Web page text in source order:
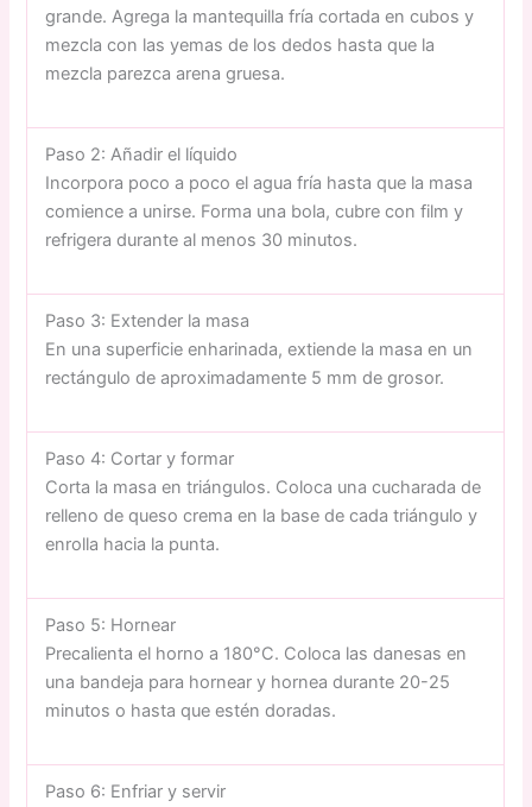
grande. Agrega la mantequilla fría cortada en cubos y
mezcla con las yemas de los dedos hasta que la
mezcla parezca arena gruesa.
Paso 2: Añadir el líquido
Incorpora poco a poco el agua fría hasta que la masa
comience a unirse. Forma una bola, cubre con film y
refrigera durante al menos 30 minutos.
Paso 3: Extender la masa
En una superficie enharinada, extiende la masa en un
rectángulo de aproximadamente 5 mm de grosor.
Paso 4: Cortar y formar
Corta la masa en triángulos. Coloca una cucharada de
relleno de queso crema en la base de cada triángulo y
enrolla hacia la punta.
Paso 5: Hornear
Precalienta el horno a 180°C. Coloca las danesas en
una bandeja para hornear y hornea durante 20-25
minutos o hasta que estén doradas.
Paso 6: Enfriar y servir